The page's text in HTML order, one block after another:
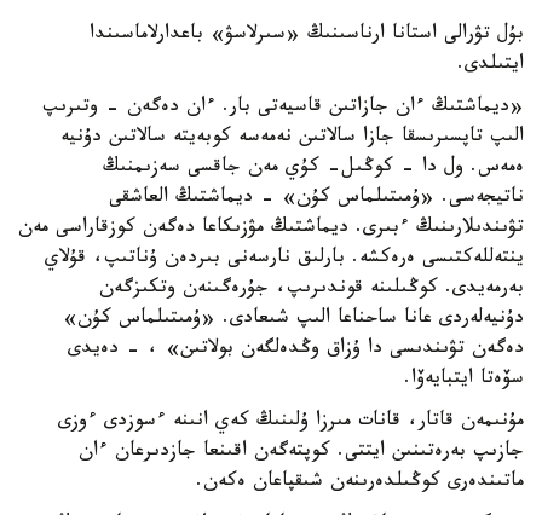
بۇل تۋرالى استانا ارناسىنىڭ «سىرلاسۋ» باعدارلاماسىندا
ايتىلدى.
«ديماشتىڭ ءان جازاتىن قاسيەتى بار. ءان دەگەن - وتىرىپ
الىپ تاپسىرىسقا جازا سالاتىن نەمەسە كوبەيتە سالاتىن دۇنيە
ەمەس. ول دا - كوڭىل- كۇي مەن جاقسى سەزىمنىڭ
ناتيجەسى. «ۇمىتىلماس كۇن» - ديماشتىڭ العاشقى
تۋىندىلارىنىڭ ءبىرى. ديماشتىڭ مۋزىكاعا دەگەن كوزقاراسى مەن
ينتەللەكتىسى ەرەكشە. بارلىق نارسەنى بىردەن ۇناتىپ، قۇلاي
بەرمەيدى. كوڭىلىنە قوندىرىپ، جۇرەگىنەن وتكىزگەن
دۇنيەلەردى عانا ساحناعا الىپ شىعادى. «ۇمىتىلماس كۇن»
دەگەن تۋىندىسى دا ۇزاق وڭدەلگەن بولاتىن» ، - دەيدى
سۆەتا ايتبايەۆا.
مۇنىمەن قاتار، قانات مىرزا ۇلىنىڭ كەي انىنە ءسوزدى ءوزى
جازىپ بەرەتىنىن ايتتى. كوپتەگەن اقىنعا جازدىرعان ءان
ماتىندەرى كوڭىلدەرىنەن شىقپاعان ەكەن.